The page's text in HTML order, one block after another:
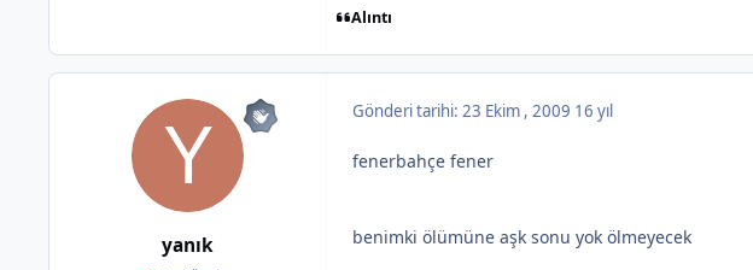
Alıntı
yanık
Gönderi tarihi: 23 Ekim , 2009 16 yıl
fenerbahçe fener
benimki ölümüne aşk sonu yok ölmeyecek